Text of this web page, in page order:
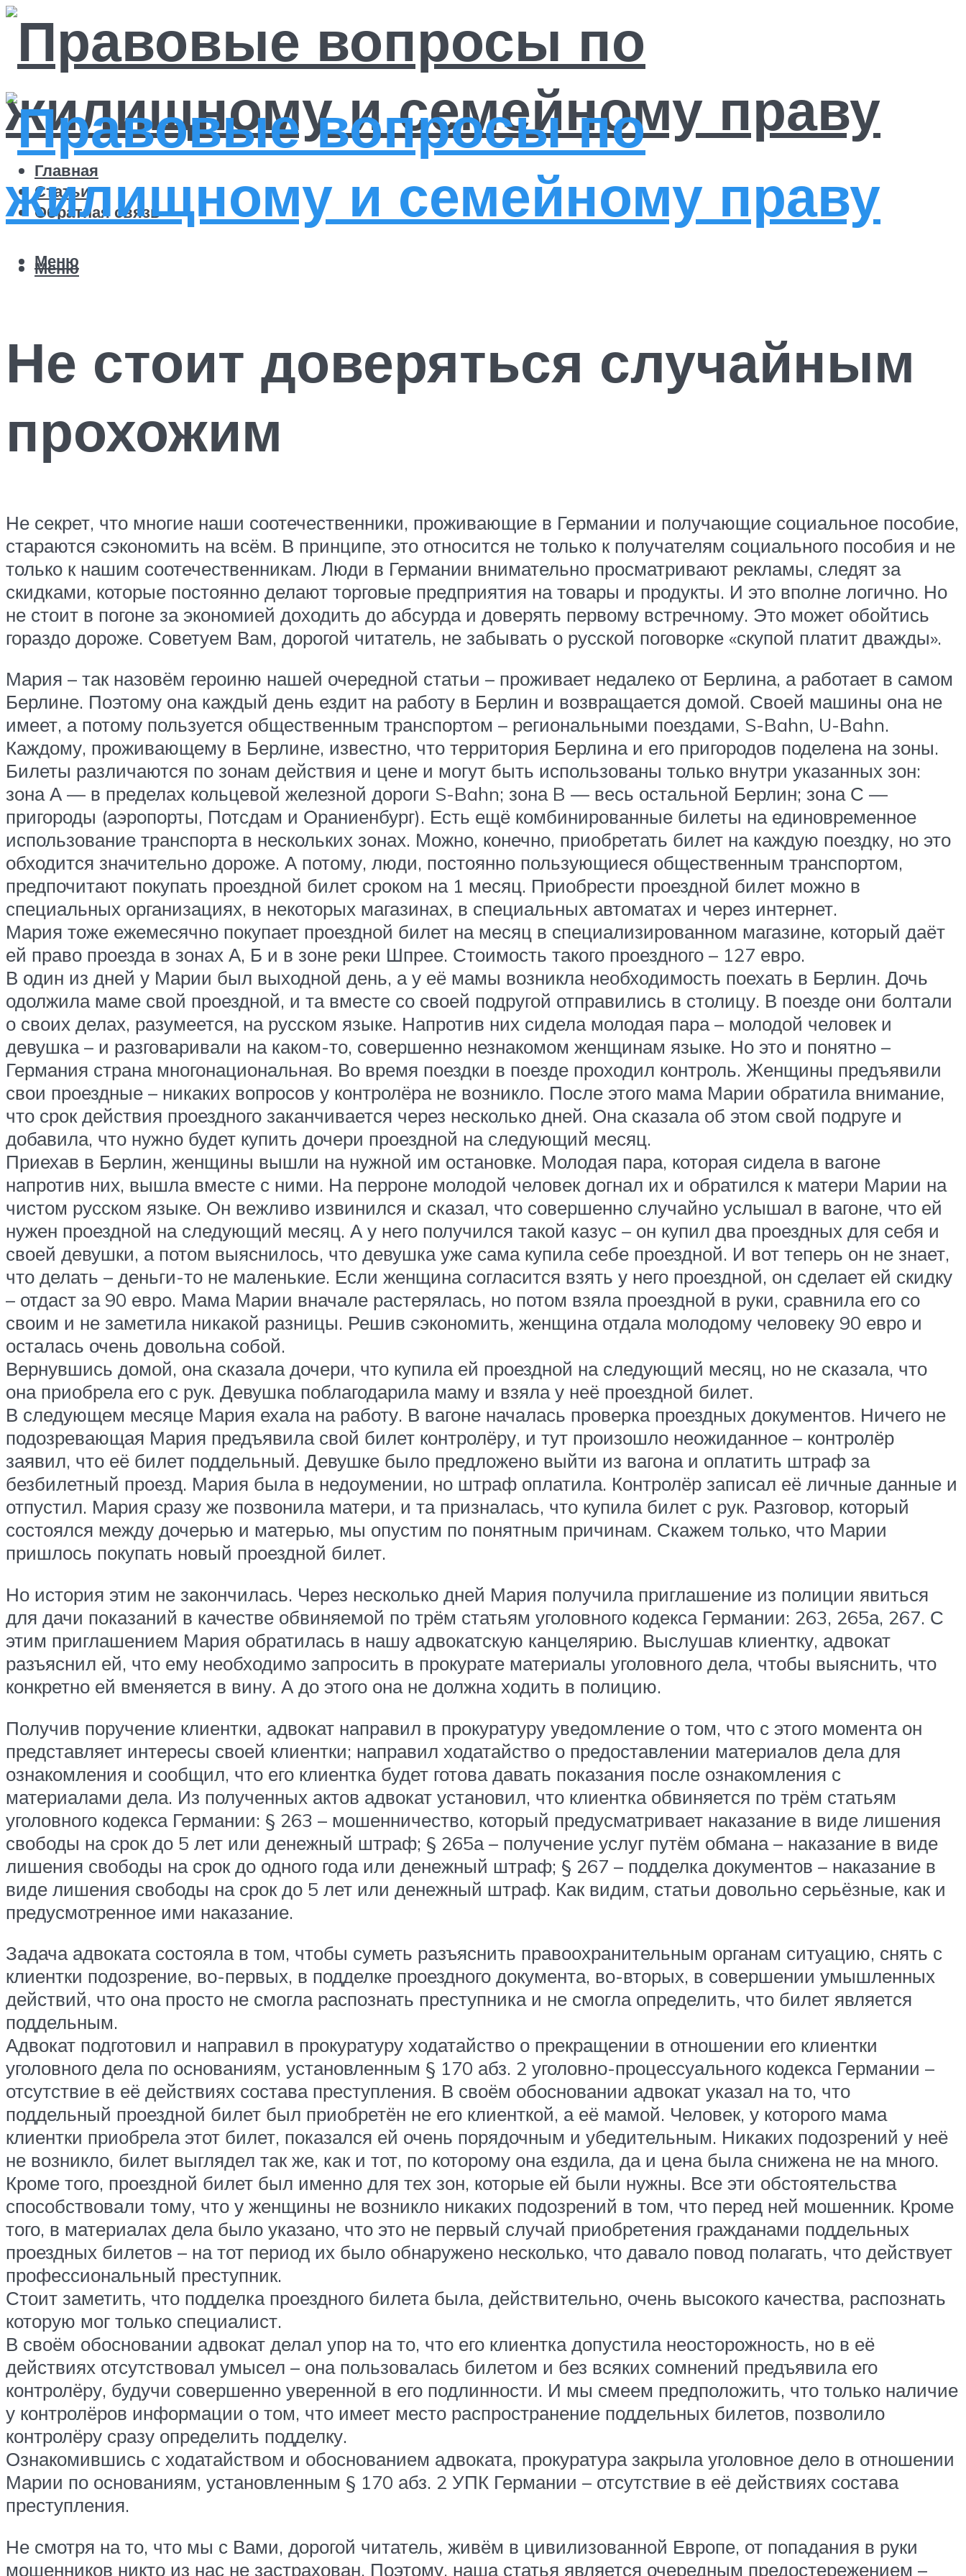
Главная
Статьи
Обратная связь
Меню
Меню
Не стоит доверяться случайным
прохожим
Не секрет, что многие наши соотечественники, проживающие в Германии и получающие социальное пособие,
стараются сэкономить на всём. В принципе, это относится не только к получателям социального пособия и не
только к нашим соотечественникам. Люди в Германии внимательно просматривают рекламы, следят за
скидками, которые постоянно делают торговые предприятия на товары и продукты. И это вполне логично. Но
не стоит в погоне за экономией доходить до абсурда и доверять первому встречному. Это может обойтись
гораздо дороже. Советуем Вам, дорогой читатель, не забывать о русской поговорке «скупой платит дважды».
Мария – так назовём героиню нашей очередной статьи – проживает недалеко от Берлина, а работает в самом
Берлине. Поэтому она каждый день ездит на работу в Берлин и возвращается домой. Своей машины она не
имеет, а потому пользуется общественным транспортом – региональными поездами, S-Bahn, U-Bahn.
Каждому, проживающему в Берлине, известно, что территория Берлина и его пригородов поделена на зоны.
Билеты различаются по зонам действия и цене и могут быть использованы только внутри указанных зон:
зона А — в пределах кольцевой железной дороги S-Bahn; зона B — весь остальной Берлин; зона С —
пригороды (аэропорты, Потсдам и Ораниенбург). Есть ещё комбинированные билеты на единовременное
использование транспорта в нескольких зонах. Можно, конечно, приобретать билет на каждую поездку, но это
обходится значительно дороже. А потому, люди, постоянно пользующиеся общественным транспортом,
предпочитают покупать проездной билет сроком на 1 месяц. Приобрести проездной билет можно в
специальных организациях, в некоторых магазинах, в специальных автоматах и через интернет.
Мария тоже ежемесячно покупает проездной билет на месяц в специализированном магазине, который даёт
ей право проезда в зонах А, Б и в зоне реки Шпрее. Стоимость такого проездного – 127 евро.
В один из дней у Марии был выходной день, а у её мамы возникла необходимость поехать в Берлин. Дочь
одолжила маме свой проездной, и та вместе со своей подругой отправились в столицу. В поезде они болтали
о своих делах, разумеется, на русском языке. Напротив них сидела молодая пара – молодой человек и
девушка – и разговаривали на каком-то, совершенно незнакомом женщинам языке. Но это и понятно –
Германия страна многонациональная. Во время поездки в поезде проходил контроль. Женщины предъявили
свои проездные – никаких вопросов у контролёра не возникло. После этого мама Марии обратила внимание,
что срок действия проездного заканчивается через несколько дней. Она сказала об этом свой подруге и
добавила, что нужно будет купить дочери проездной на следующий месяц.
Приехав в Берлин, женщины вышли на нужной им остановке. Молодая пара, которая сидела в вагоне
напротив них, вышла вместе с ними. На перроне молодой человек догнал их и обратился к матери Марии на
чистом русском языке. Он вежливо извинился и сказал, что совершенно случайно услышал в вагоне, что ей
нужен проездной на следующий месяц. А у него получился такой казус – он купил два проездных для себя и
своей девушки, а потом выяснилось, что девушка уже сама купила себе проездной. И вот теперь он не знает,
что делать – деньги-то не маленькие. Если женщина согласится взять у него проездной, он сделает ей скидку
– отдаст за 90 евро. Мама Марии вначале растерялась, но потом взяла проездной в руки, сравнила его со
своим и не заметила никакой разницы. Решив сэкономить, женщина отдала молодому человеку 90 евро и
осталась очень довольна собой.
Вернувшись домой, она сказала дочери, что купила ей проездной на следующий месяц, но не сказала, что
она приобрела его с рук. Девушка поблагодарила маму и взяла у неё проездной билет.
В следующем месяце Мария ехала на работу. В вагоне началась проверка проездных документов. Ничего не
подозревающая Мария предъявила свой билет контролёру, и тут произошло неожиданное – контролёр
заявил, что её билет поддельный. Девушке было предложено выйти из вагона и оплатить штраф за
безбилетный проезд. Мария была в недоумении, но штраф оплатила. Контролёр записал её личные данные и
отпустил. Мария сразу же позвонила матери, и та призналась, что купила билет с рук. Разговор, который
состоялся между дочерью и матерью, мы опустим по понятным причинам. Скажем только, что Марии
пришлось покупать новый проездной билет.
Но история этим не закончилась. Через несколько дней Мария получила приглашение из полиции явиться
для дачи показаний в качестве обвиняемой по трём статьям уголовного кодекса Германии: 263, 265а, 267. С
этим приглашением Мария обратилась в нашу адвокатскую канцелярию. Выслушав клиентку, адвокат
разъяснил ей, что ему необходимо запросить в прокурате материалы уголовного дела, чтобы выяснить, что
конкретно ей вменяется в вину. А до этого она не должна ходить в полицию.
Получив поручение клиентки, адвокат направил в прокуратуру уведомление о том, что с этого момента он
представляет интересы своей клиентки; направил ходатайство о предоставлении материалов дела для
ознакомления и сообщил, что его клиентка будет готова давать показания после ознакомления с
материалами дела. Из полученных актов адвокат установил, что клиентка обвиняется по трём статьям
уголовного кодекса Германии: § 263 – мошенничество, который предусматривает наказание в виде лишения
свободы на срок до 5 лет или денежный штраф; § 265а – получение услуг путём обмана – наказание в виде
лишения свободы на срок до одного года или денежный штраф; § 267 – подделка документов – наказание в
виде лишения свободы на срок до 5 лет или денежный штраф. Как видим, статьи довольно серьёзные, как и
предусмотренное ими наказание.
Задача адвоката состояла в том, чтобы суметь разъяснить правоохранительным органам ситуацию, снять с
клиентки подозрение, во-первых, в подделке проездного документа, во-вторых, в совершении умышленных
действий, что она просто не смогла распознать преступника и не смогла определить, что билет является
поддельным.
Адвокат подготовил и направил в прокуратуру ходатайство о прекращении в отношении его клиентки
уголовного дела по основаниям, установленным § 170 абз. 2 уголовно-процессуального кодекса Германии –
отсутствие в её действиях состава преступления. В своём обосновании адвокат указал на то, что
поддельный проездной билет был приобретён не его клиенткой, а её мамой. Человек, у которого мама
клиентки приобрела этот билет, показался ей очень порядочным и убедительным. Никаких подозрений у неё
не возникло, билет выглядел так же, как и тот, по которому она ездила, да и цена была снижена не на много.
Кроме того, проездной билет был именно для тех зон, которые ей были нужны. Все эти обстоятельства
способствовали тому, что у женщины не возникло никаких подозрений в том, что перед ней мошенник. Кроме
того, в материалах дела было указано, что это не первый случай приобретения гражданами поддельных
проездных билетов – на тот период их было обнаружено несколько, что давало повод полагать, что действует
профессиональный преступник.
Стоит заметить, что подделка проездного билета была, действительно, очень высокого качества, распознать
которую мог только специалист.
В своём обосновании адвокат делал упор на то, что его клиентка допустила неосторожность, но в её
действиях отсутствовал умысел – она пользовалась билетом и без всяких сомнений предъявила его
контролёру, будучи совершенно уверенной в его подлинности. И мы смеем предположить, что только наличие
у контролёров информации о том, что имеет место распространение поддельных билетов, позволило
контролёру сразу определить подделку.
Ознакомившись с ходатайством и обоснованием адвоката, прокуратура закрыла уголовное дело в отношении
Марии по основаниям, установленным § 170 абз. 2 УПК Германии – отсутствие в её действиях состава
преступления.
Не смотря на то, что мы с Вами, дорогой читатель, живём в цивилизованной Европе, от попадания в руки
мошенников никто из нас не застрахован. Поэтому, наша статья является очередным предостережением –